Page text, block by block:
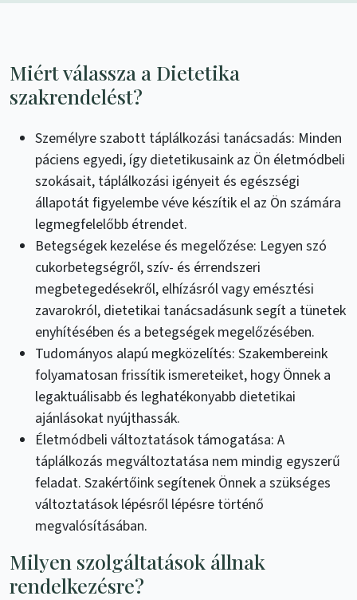
Miért válassza a Dietetika
szakrendelést?
Személyre szabott táplálkozási tanácsadás: Minden
páciens egyedi, így dietetikusaink az Ön életmódbeli
szokásait, táplálkozási igényeit és egészségi
állapotát figyelembe véve készítik el az Ön számára
legmegfelelőbb étrendet.
Betegségek kezelése és megelőzése: Legyen szó
cukorbetegségről, szív- és érrendszeri
megbetegedésekről, elhízásról vagy emésztési
zavarokról, dietetikai tanácsadásunk segít a tünetek
enyhítésében és a betegségek megelőzésében.
Tudományos alapú megközelítés: Szakembereink
folyamatosan frissítik ismereteiket, hogy Önnek a
legaktuálisabb és leghatékonyabb dietetikai
ajánlásokat nyújthassák.
Életmódbeli változtatások támogatása: A
táplálkozás megváltoztatása nem mindig egyszerű
feladat. Szakértőink segítenek Önnek a szükséges
változtatások lépésről lépésre történő
megvalósításában.
Milyen szolgáltatások állnak
rendelkezésre?